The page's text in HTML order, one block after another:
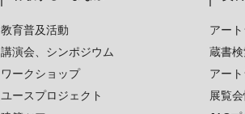
教育普及活動
講演会、シンポジウム
ワークショップ
ユースプロジェクト
アー
蔵書検
アー
展覧